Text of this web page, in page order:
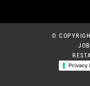
©
Privacy